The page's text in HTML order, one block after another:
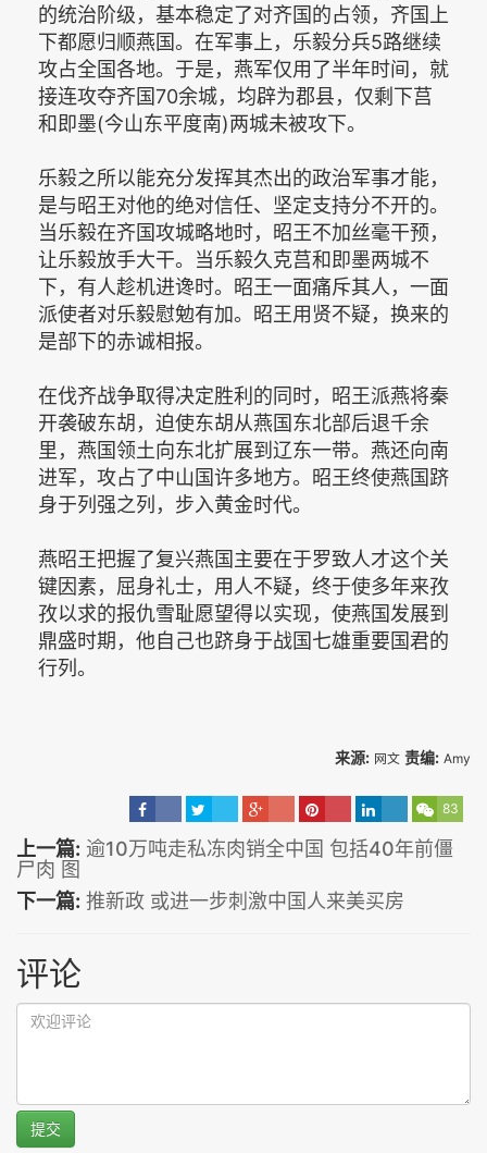
的统治阶级，基本稳定了对齐国的占领，齐国上
下都愿归顺燕国。在军事上，乐毅分兵5路继续
攻占全国各地。于是，燕军仅用了半年时间，就
接连攻夺齐国70余城，均辟为郡县，仅剩下莒
和即墨(今山东平度南)两城未被攻下。
乐毅之所以能充分发挥其杰出的政治军事才能，
是与昭王对他的绝对信任、坚定支持分不开的。
当乐毅在齐国攻城略地时，昭王不加丝毫干预，
让乐毅放手大干。当乐毅久克莒和即墨两城不
下，有人趁机进谗时。昭王一面痛斥其人，一面
派使者对乐毅慰勉有加。昭王用贤不疑，换来的
是部下的赤诚相报。
在伐齐战争取得决定胜利的同时，昭王派燕将秦
开袭破东胡，迫使东胡从燕国东北部后退千余
里，燕国领土向东北扩展到辽东一带。燕还向南
进军，攻占了中山国许多地方。昭王终使燕国跻
身于列强之列，步入黄金时代。
燕昭王把握了复兴燕国主要在于罗致人才这个关
键因素，屈身礼士，用人不疑，终于使多年来孜
孜以求的报仇雪耻愿望得以实现，使燕国发展到
鼎盛时期，他自己也跻身于战国七雄重要国君的
行列。
来源: 网文 责编: Amy
83
上一篇: 逾10万吨走私冻肉销全中国 包括40年前僵
尸肉 图
下一篇: 推新政 或进一步刺激中国人来美买房
评论
提交